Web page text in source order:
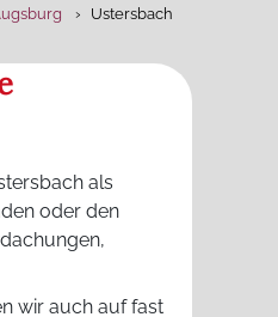
Ustersbach
als
oder den
wir auch auf fast